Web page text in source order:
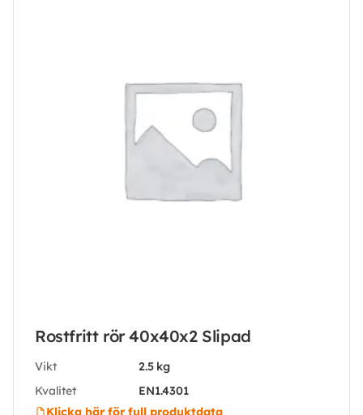
Rostfritt rör 40x40x2 Slipad
Vikt
2.5 kg
Kvalitet
EN1.4301
Klicka här för full produktdata